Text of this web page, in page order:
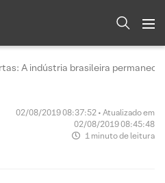
A indústria brasileira
02/08/2019 08:37:52 • Atualizado em
02/08/2019 08:45:48
1 minuto de leitura